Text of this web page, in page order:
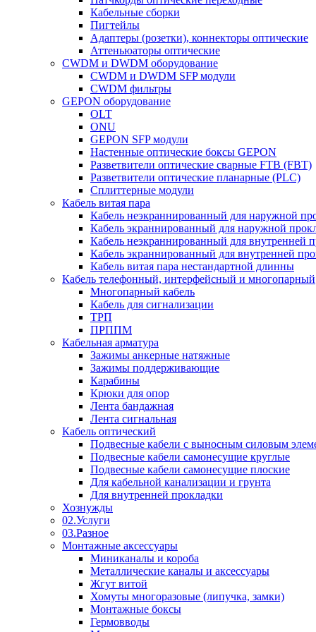
Кабельные сборки
Пигтейлы
Адаптеры (розетки), коннекторы оптические
Аттеньюаторы оптические
CWDM и DWDM оборудование
CWDM и DWDM SFP модули
CWDM фильтры
GEPON оборудование
OLT
ONU
GEPON SFP модули
Настенные оптические боксы GEPON
Разветвители оптические сварные FTB (FBT)
Разветвители оптические планарные (PLC)
Сплиттерные модули
Кабель витая пара
Кабель неэкраннированный для наружной
Кабель экраннированный для наружной
Кабель неэкраннированный для внутренней
Кабель экраннированный для внутренней
Кабель витая пара нестандартной длинны
Кабель телефонный, интерфейсный и многопарный
Многопарный кабель
Кабель для сигнализации
ТРП
ПРППМ
Кабельная арматура
Зажимы анкерные натяжные
Зажимы поддерживающие
Карабины
Крюки для опор
Лента бандажная
Лента сигнальная
Кабель оптический
Подвесные кабели с выносным силовым
Подвесные кабели самонесущие круглые
Подвесные кабели самонесущие плоские
Для кабельной канализации и грунта
Для внутренней прокладки
Хознужды
02.Услуги
03.Разное
Монтажные аксессуары
Миниканалы и короба
Металлические каналы и аксессуары
Жгут витой
Хомуты многоразовые (липучка, замки)
Монтажные боксы
Гермовводы